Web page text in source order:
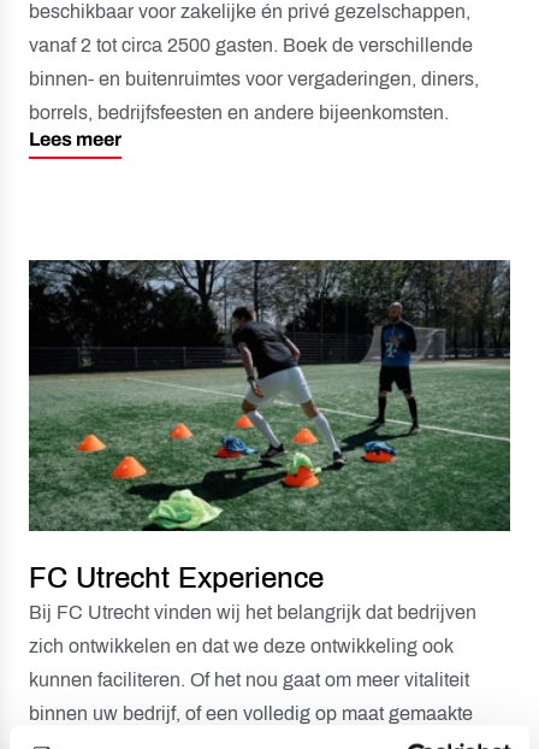
beschikbaar voor zakelijke én privé gezelschappen,
vanaf 2 tot circa 2500 gasten. Boek de verschillende
binnen- en buitenruimtes voor vergaderingen, diners,
borrels, bedrijfsfeesten en andere bijeenkomsten.
Lees meer
FC Utrecht Experience
Bij FC Utrecht vinden wij het belangrijk dat bedrijven
zich ontwikkelen en dat we deze ontwikkeling ook
kunnen faciliteren. Of het nou gaat om meer vitaliteit
binnen uw bedrijf, of een volledig op maat gemaakte